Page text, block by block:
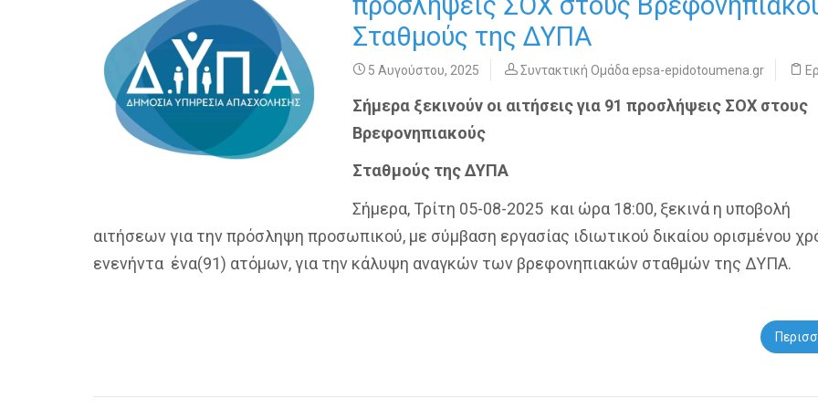
Σταθμούς της ΔΥΠΑ
5 Αυγούστου, 2025 Συντακτική Ομάδα epsa-epidotoumena.gr
Σήμερα ξεκινούν οι αιτήσεις για 91 προσλήψεις ΣΟΧ στους
Βρεφονηπιακούς
Σταθμούς της ΔΥΠΑ
Σήμερα, Τρίτη 05-08-2025 και ώρα 18:00, ξεκινά η υποβολή
αιτήσεων για την πρόσληψη προσωπικού, με σύμβαση εργασίας ιδιωτικού δικαίου ορισμένου
ενενήντα ένα(91) ατόμων, για την κάλυψη αναγκών των βρεφονηπιακών σταθμών της ΔΥΠΑ.